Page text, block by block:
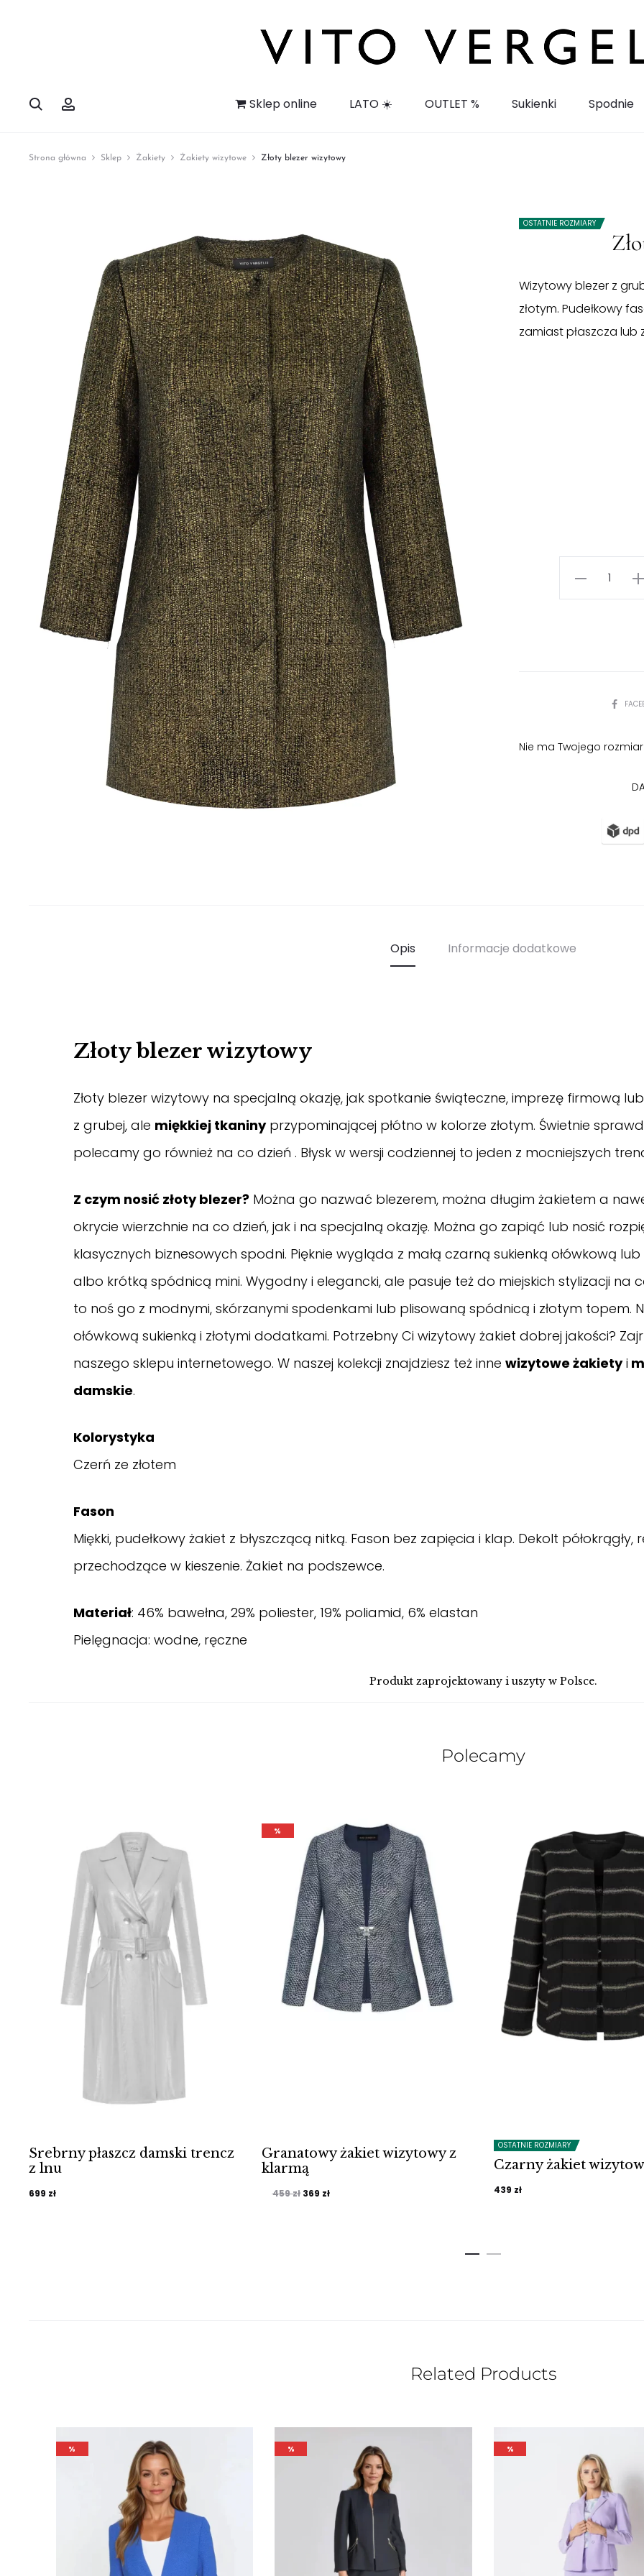
Szukaj Sklep online LATO ☀️ OUTLET % Sukienki Spodnie
Strona główna Sklep Żakiety Żakiety wizytowe Złoty blezer wizytowy
OSTATNIE ROZMIARY
Wizytowy blezer z
złotym. Pudełkowy
zamiast płaszcza lub
PODZIEL
Nie ma Twojego
Opis Informacje dodatkowe
Złoty blezer wizytowy
Złoty blezer wizytowy na specjalną okazję, jak spotkanie świąteczne, imprezę firmową
z grubej, ale miękkiej tkaninyprzypominającej płótno w kolorze złotym. Świetnie
polecamy go również na co dzień . Błysk w wersji codziennej to jeden z mocniejszych
Z czym nosić złoty blezer? Można go nazwać blezerem, można długim żakietem a
okrycie wierzchnie na co dzień, jak i na specjalną okazję. Można go zapiąć lub nosić
klasycznych biznesowych spodni. Pięknie wygląda z małą czarną sukienką ołówkową
albo krótką spódnicą mini. Wygodny i elegancki, ale pasuje też do miejskich stylizacji na
to noś go z modnymi, skórzanymi spodenkami lub plisowaną spódnicą i złotym topem.
ołówkową sukienką i złotymi dodatkami. Potrzebny Ci wizytowy żakiet dobrej jakości?
naszego sklepu internetowego. W naszej kolekcji znajdziesz też inne wizytowe żakietyi
damskie.
Kolorystyka
Czerń ze złotem
Fason
Miękki, pudełkowy żakiet z błyszczącą nitką. Fason bez zapięcia i klap. Dekolt
przechodzące w kieszenie. Żakiet na podszewce.
Materiał: 46% bawełna, 29% poliester, 19% poliamid, 6% elastan
Pielęgnacja: wodne, ręczne
Produkt zaprojektowany i uszyty w Polsce.
Polecamy
Srebrny płaszcz damski trencz
z lnu
699 zł
%
Granatowy żakiet wizytowy z
klarmą
459zł Pierwotna
369 złAktualna
OSTATNIE ROZMIARY
Czarny żakiet
439 zł
Related Products
% % %